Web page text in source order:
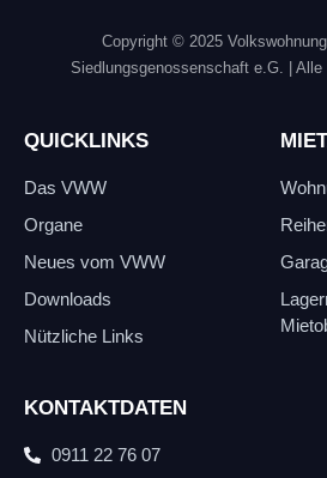
Copyright © 2025
Siedlungsgenossenschaft e.G.
|
QUICKLINKS
Das VWW
Organe
Neues vom VWW
Downloads
Nützliche Links
KONTAKTDATEN
0911 22 76 07